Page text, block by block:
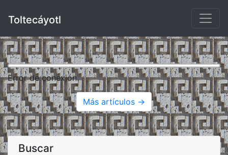
Toltecáyotl
Error de conexión.
Más artículos →
Buscar